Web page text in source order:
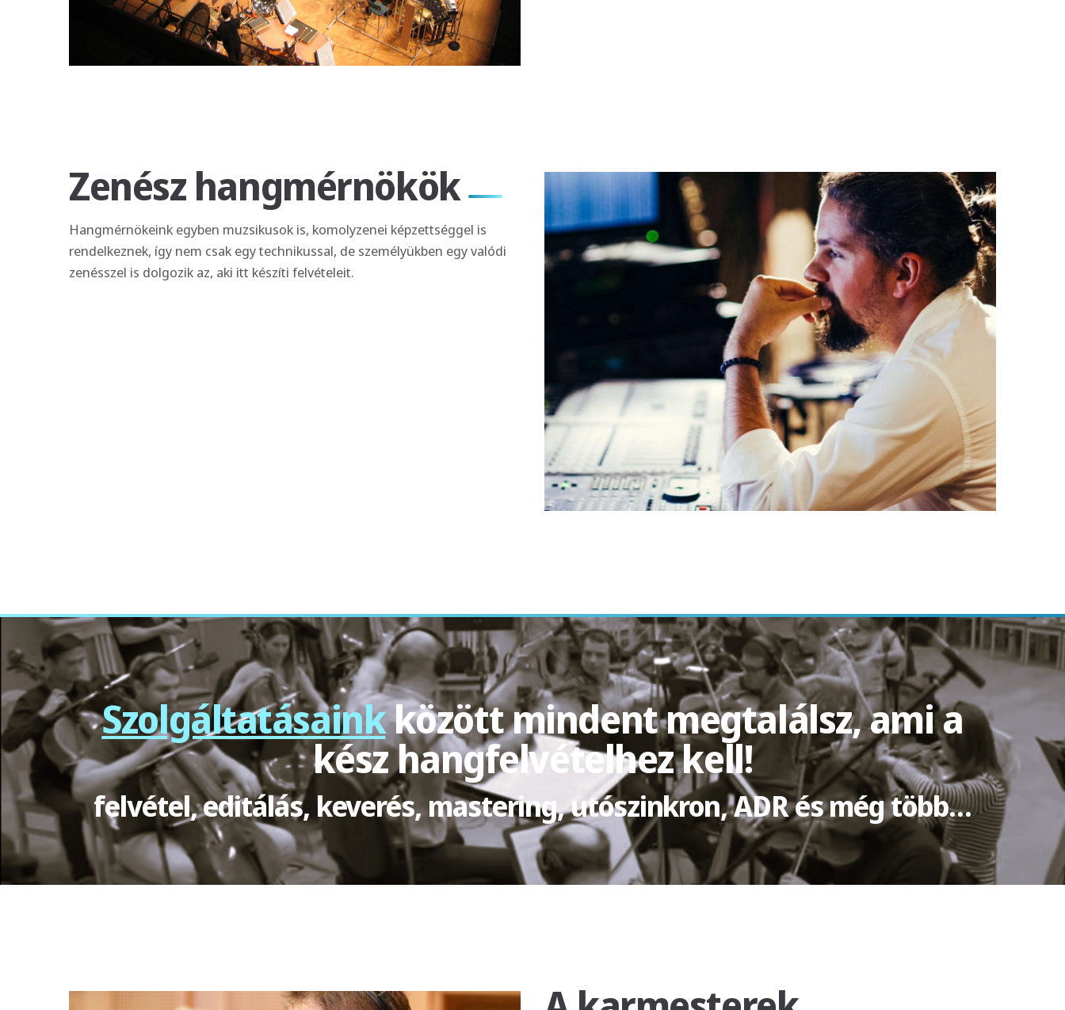
Zenész hangmérnökök
Hangmérnökeink egyben muzsikusok is, komolyzenei képzettséggel is
rendelkeznek, így nem csak egy technikussal, de személyükben egy valódi
zenésszel is dolgozik az, aki itt készíti felvételeit.
Szolgáltatásainkközött mindent megtalálsz, ami a
kész hangfelvételhez kell!
felvétel, editálás, keverés, mastering, utószinkron, ADR és még több…